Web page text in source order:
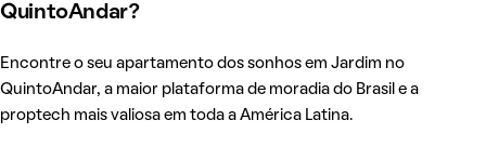
QuintoAndar?
Encontre o seu apartamento dos sonhos em Jardim no
QuintoAndar, a maior plataforma de moradia do Brasil e a
proptech mais valiosa em toda a América Latina.